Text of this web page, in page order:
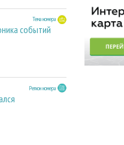
Тема номера
событий
Регион номера